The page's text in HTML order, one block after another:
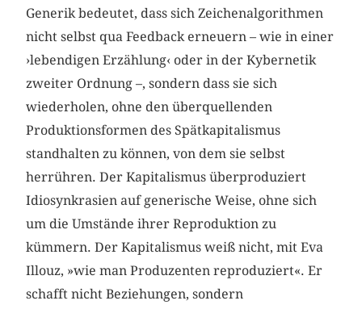
Generik bedeutet, dass sich Zeichenalgorithmen
nicht selbst qua Feedback erneuern – wie in einer
›lebendigen Erzählung‹ oder in der Kybernetik
zweiter Ordnung –, sondern dass sie sich
wiederholen, ohne den überquellenden
Produktionsformen des Spätkapitalismus
standhalten zu können, von dem sie selbst
herrühren. Der Kapitalismus überproduziert
Idiosynkrasien auf generische Weise, ohne sich
um die Umstände ihrer Reproduktion zu
kümmern. Der Kapitalismus weiß nicht, mit Eva
Illouz, »wie man Produzenten reproduziert«. Er
schafft nicht Beziehungen, sondern